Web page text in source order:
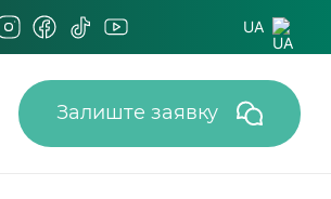
UA
Залиште заявку